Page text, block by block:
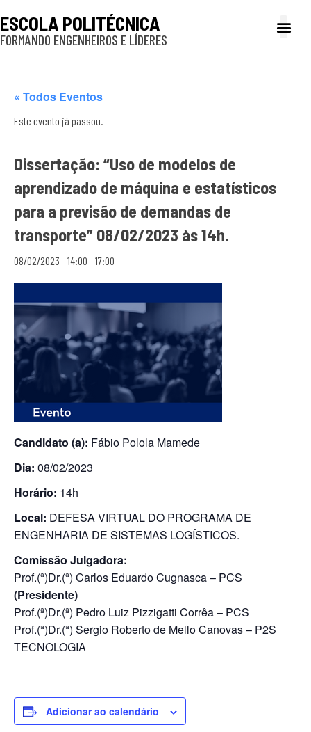
ESCOLA POLITÉCNICA
FORMANDO ENGENHEIROS E LÍDERES
« Todos Eventos
Este evento já passou.
Dissertação: “Uso de modelos de
aprendizado de máquina e estatísticos
para a previsão de demandas de
transporte” 08/02/2023 às 14h.
08/02/2023 - 14:00 -17:00
Candidato (a): Fábio Polola Mamede
Dia: 08/02/2023
Horário: 14h
Local: DEFESA VIRTUAL DO PROGRAMA DE
ENGENHARIA DE SISTEMAS LOGÍSTICOS.
Comissão Julgadora:
Prof.(ª)Dr.(ª) Carlos Eduardo Cugnasca – PCS
(Presidente)
Prof.(ª)Dr.(ª) Pedro Luiz Pizzigatti Corrêa – PCS
Prof.(ª)Dr.(ª) Sergio Roberto de Mello Canovas – P2S
TECNOLOGIA
Adicionar ao calendário